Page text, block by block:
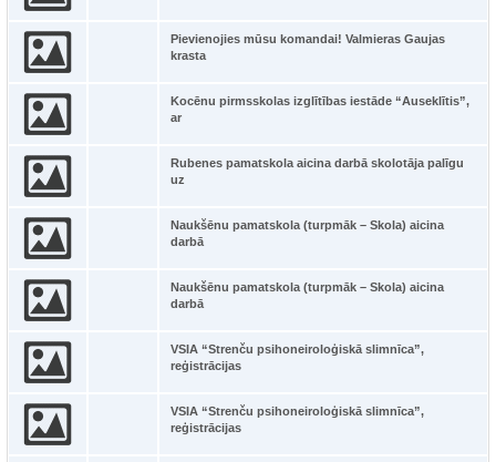
Pievienojies mūsu komandai! Valmieras Gaujas
krasta
Kocēnu pirmsskolas izglītības iestāde “Auseklītis”,
ar
Rubenes pamatskola aicina darbā skolotāja palīgu
uz
Naukšēnu pamatskola (turpmāk – Skola) aicina
darbā
Naukšēnu pamatskola (turpmāk – Skola) aicina
darbā
VSIA “Strenču psihoneiroloģiskā slimnīca”,
reģistrācijas
VSIA “Strenču psihoneiroloģiskā slimnīca”,
reģistrācijas